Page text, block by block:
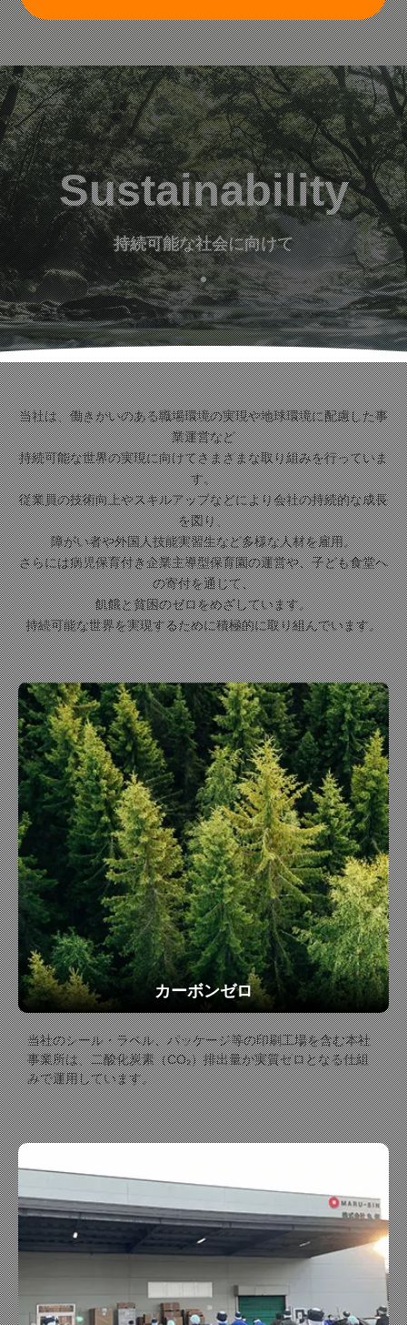
Sustainability
持続可能な社会に向けて
当社は、働きがいのある職場環境の実現や地球環境に配慮した事
業運営など
持続可能な世界の実現に向けてさまざまな取り組みを行っていま
す。
従業員の技術向上やスキルアップなどにより会社の持続的な成長
を図り、
障がい者や外国人技能実習生など多様な人材を雇用。
さらには病児保育付き企業主導型保育園の運営や、子ども食堂へ
の寄付を通じて、
飢餓と貧困のゼロをめざしています。
持続可能な世界を実現するために積極的に取り組んでいます。
カーボンゼロ
当社のシール・ラベル、パッケージ等の印刷工場を含む本社
事業所は、二酸化炭素（CO₂）排出量が実質ゼロとなる仕組
みで運用しています。